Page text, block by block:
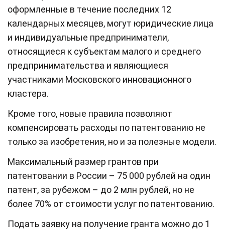
оформленные в течение последних 12
календарных месяцев, могут юридические лица
и индивидуальные предприниматели,
относящиеся к субъектам малого и среднего
предпринимательства и являющиеся
участниками Московского инновационного
кластера.
Кроме того, новые правила позволяют
компенсировать расходы по патентованию не
только за изобретения, но и за полезные модели.
Максимальный размер грантов при
патентовании в России – 75 000 рублей на один
патент, за рубежом – до 2 млн рублей, но не
более 70% от стоимости услуг по патентованию.
Подать заявку на получение гранта можно до 1